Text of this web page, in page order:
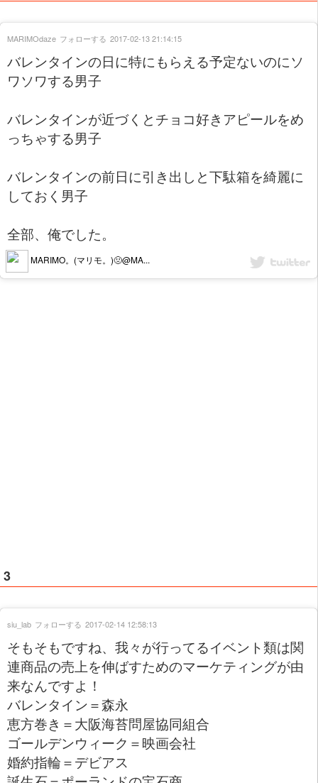
バレンタインの日に特にもらえる予定ないのにソ
ワソワする男子
バレンタインが近づくとチョコ好きアピールをめ
っちゃする男子
バレンタインの前日に引き出しと下駄箱を綺麗に
しておく男子
全部、俺でした。
MARIMO。(マリモ。)🤢@MA...
MARIMOdaze フォローする 2017-02-13 21:14:15
3
そもそもですね、我々が行ってるイベント類は関
連商品の売上を伸ばすためのマーケティングが由
来なんですよ！
バレンタイン＝森永
恵方巻き＝大阪海苔問屋協同組合
ゴールデンウィーク＝映画会社
婚約指輪＝デビアス
siu_lab フォローする 2017-02-14 12:58:13